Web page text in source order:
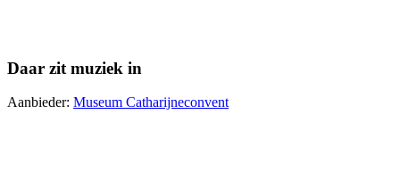
Daar zit muziek in
Aanbieder: Museum Catharijneconvent